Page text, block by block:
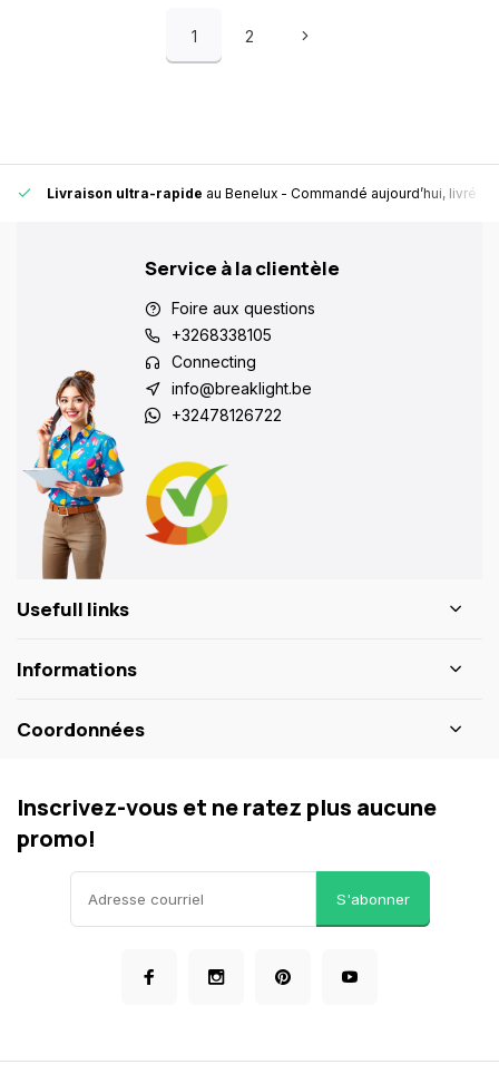
1 2
un point de retrait près de chez vous, pour plus de flexibilité et de
Service à la clientèle
Foire aux questions
+3268338105
Connecting
info@breaklight.be
+32478126722
Usefull links
Informations
Coordonnées
Inscrivez-vous et ne ratez plus aucune
promo!
S'abonner